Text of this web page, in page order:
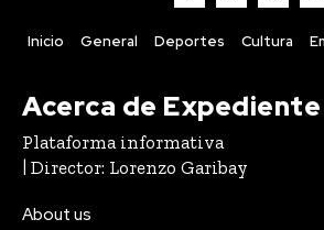
Inicio General Deportes Cultura
Acerca de
Plataforma informativa
| Director: Lorenzo Garibay
About us